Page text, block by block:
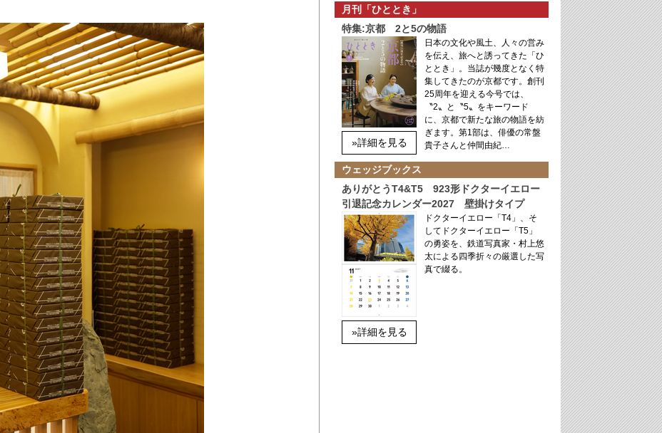
月刊「ひととき」
特集:京都 2と5の物語
»詳細を見る
日本の文化や風土、人々の営み
を伝え、旅へと誘ってきた「ひ
ととき」。当誌が幾度となく特
集してきたのが京都です。創刊
25周年を迎える今号では、
〝2〟と〝5〟をキーワード
に、京都で新たな旅の物語を紡
ぎます。第1部は、俳優の常盤
貴子さんと仲間由紀…
ウェッジブックス
ありがとうT4&T5 923形ドクターイエロー
引退記念カレンダー2027 壁掛けタイプ
»詳細を見る
ドクターイエロー「T4」、そ
してドクターイエロー「T5」
の勇姿を、鉄道写真家・村上悠
太による四季折々の厳選した写
真で綴る。